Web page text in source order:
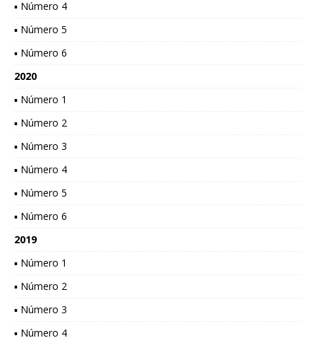
▪ Número 4
▪ Número 5
▪ Número 6
2020
▪ Número 1
▪ Número 2
▪ Número 3
▪ Número 4
▪ Número 5
▪ Número 6
2019
▪ Número 1
▪ Número 2
▪ Número 3
▪ Número 4